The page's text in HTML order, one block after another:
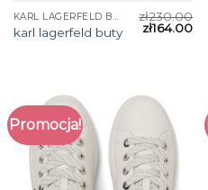
KARL LAGERFELD BUTY
karl lagerfeld buty
zł230.00
zł164.00
Promocja!